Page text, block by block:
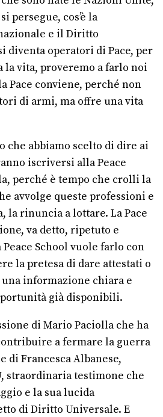
persegue, cos’è la
e il Diritto
diventa operatori di Pace, per
la vita, proveremo a farlo noi
Pace conviene, perché non
di armi, ma offre una vita
che abbiamo scelto di dire ai
iscriversi alla Peace
perché è tempo che crolli la
avvolge queste professioni e
la rinuncia a lottare. La Pace
va detto, ripetuto e
School vuole farlo con
la pretesa di dare attestati o
informazione chiara e
già disponibili.
di Mario Paciolla che ha
a fermare la guerra
di Francesca Albanese,
straordinaria testimone che
e la sua lucida
di Diritto Universale. E